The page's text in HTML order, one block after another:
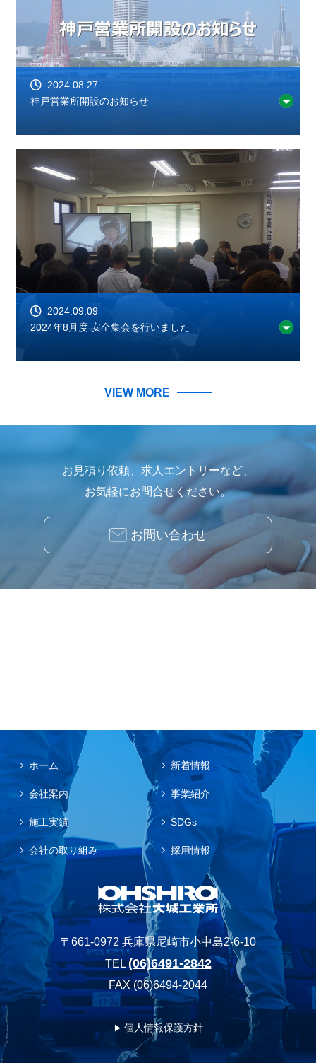
2024.08.27
神戸営業所開設のお知らせ
2024.09.09
2024年8月度 安全集会を行いました
VIEW MORE
お見積り依頼、求人エントリーなど、
お気軽にお問合せください。
お問い合わせ
ホーム 新着情報
会社案内 事業紹介
施工実績 SDGs
会社の取り組み 採用情報
〒661-0972 兵庫県尼崎市小中島2-6-10
TEL(06)6491-2842
FAX (06)6494-2044
個人情報保護方針